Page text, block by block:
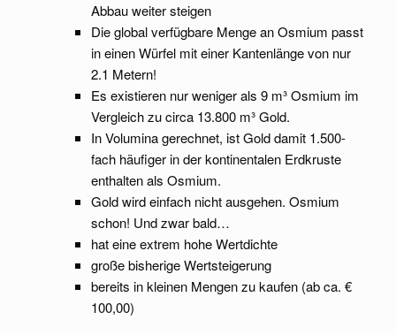
Abbau weiter steigen
Die global verfügbare Menge an Osmium passt
in einen Würfel mit einer Kantenlänge von nur
2.1 Metern!
Es existieren nur weniger als 9 m³ Osmium im
Vergleich zu circa 13.800 m³ Gold.
In Volumina gerechnet, ist Gold damit 1.500-
fach häufiger in der kontinentalen Erdkruste
enthalten als Osmium.
Gold wird einfach nicht ausgehen. Osmium
schon! Und zwar bald…
hat eine extrem hohe Wertdichte
große bisherige Wertsteigerung
bereits in kleinen Mengen zu kaufen (ab ca. €
100,00)